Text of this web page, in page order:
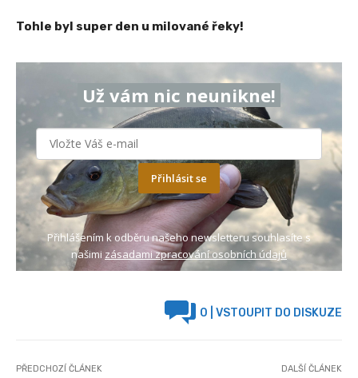
Tohle byl super den u milované řeky!
Už vám nic neunikne!
Přihlásit se
Přihlášením k odběru našeho newsletteru souhlasíte s
našimi zásadami zpracování osobních údajů
0 | VSTOUPIT DO DISKUZE
PŘEDCHOZÍ ČLÁNEK DALŠÍ ČLÁNEK